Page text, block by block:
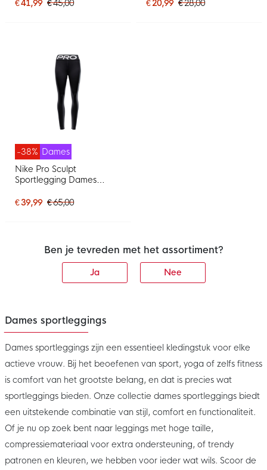
€ 41,99 € 45,00 € 20,99 € 28,00
-38% Dames
Nike Pro Sculpt
Sportlegging Dames
€ 39,99 € 65,00
Ben je tevreden met het assortiment?
Ja Nee
Dames sportleggings
Dames sportleggings zijn een essentieel kledingstuk voor elke
actieve vrouw. Bij het beoefenen van sport, yoga of zelfs fitness
is comfort van het grootste belang, en dat is precies wat
sportleggings bieden. Onze collectie dames sportleggings biedt
een uitstekende combinatie van stijl, comfort en functionaliteit.
Of je nu op zoek bent naar leggings met hoge taille,
compressiemateriaal voor extra ondersteuning, of trendy
patronen en kleuren, we hebben voor ieder wat wils. Scoor de